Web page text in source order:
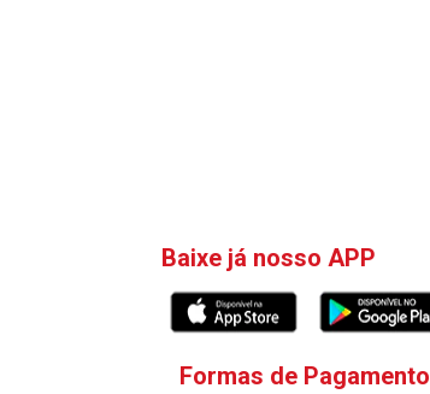
Baixe já nosso APP
Formas de Pagamento